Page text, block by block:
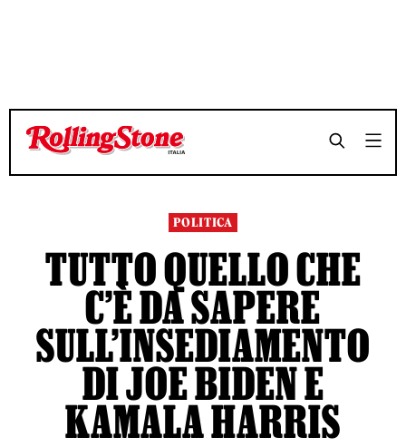
TEMPO DI LETTURA 4 MINUTI SHARE
TEMPO DI LETTURA 4 MINUTI SHARE
POLITICA
TUTTO QUELLO CHE
C’È DA SAPERE
SULL’INSEDIAMENTO
DI JOE BIDEN E
KAMALA HARRIS